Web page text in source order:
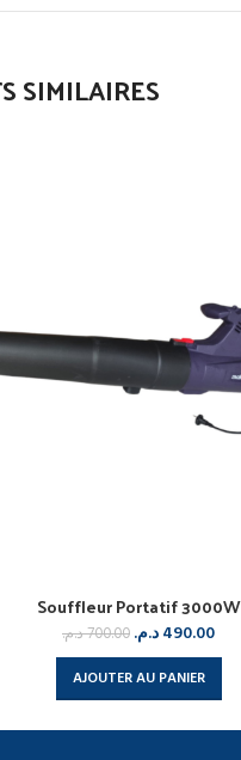
SIMILAIRES
Souffleur Portatif 3000W
700.00د.م. 490.00د.م.
AJOUTER AU PANIER